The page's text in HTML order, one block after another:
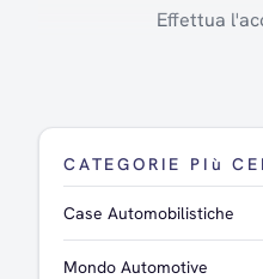
Effettua
CATEGORIE PIù
Case Automobilistiche
Mondo Automotive